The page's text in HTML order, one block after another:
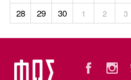
Παρασκήνιο
28
29 30 1 2 3